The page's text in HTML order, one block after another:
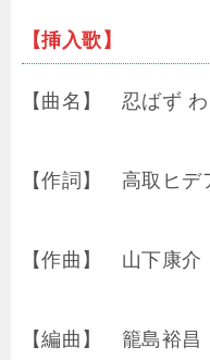
【挿入歌】
【曲名】 忍ばず
【作詞】 高取ヒデ
【作曲】 山下康介
【編曲】 籠島裕昌